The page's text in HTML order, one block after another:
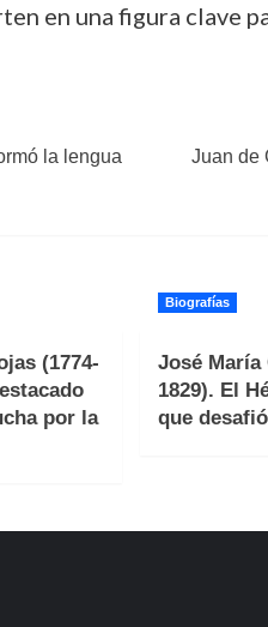
en una figura clave
la lengua
Juan de
(1774-
por la
Biografías
José María
1829). El
que